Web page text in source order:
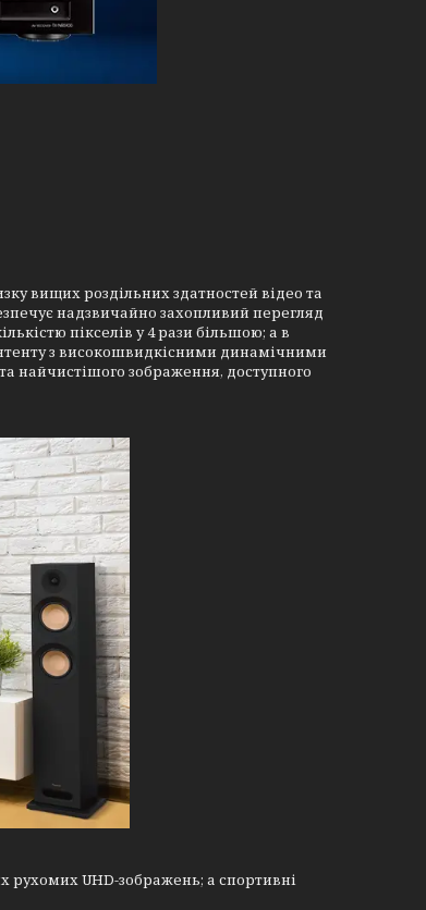
вищих роздільних здатностей відео та
надзвичайно захопливий перегляд
пікселів у 4 рази більшою; а в
з високошвидкісними динамічними
найчистішого зображення, доступного
рухомих UHD-зображень; а спортивні